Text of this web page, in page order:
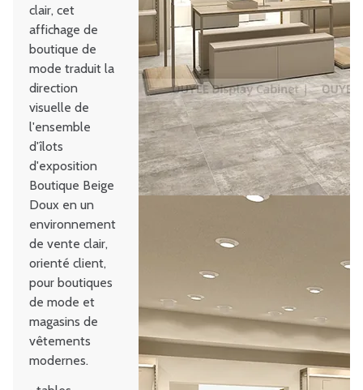
clair, cet
affichage de
boutique de
mode traduit la
direction
visuelle de
l'ensemble
d'îlots
d'exposition
Boutique Beige
Doux en un
environnement
de vente clair,
orienté client,
pour boutiques
de mode et
magasins de
vêtements
modernes.